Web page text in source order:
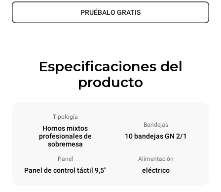
PRUÉBALO GRATIS
Especificaciones del
producto
Tipología
Hornos mixtos
profesionales de
sobremesa
Bandejas
10 bandejas GN 2/1
Panel
Panel de control táctil 9,5"
Alimentación
eléctrico